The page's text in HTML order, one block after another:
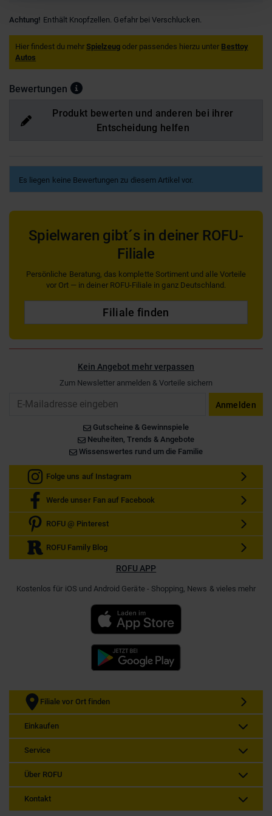
Achtung! Enthält Knopfzellen. Gefahr bei Verschlucken.
Hier findest du mehr Spielzeug oder passendes hierzu unter Besttoy
Autos
Bewertungen
Produkt bewerten und anderen bei ihrer
Entscheidung helfen
Es liegen keine Bewertungen zu diesem Artikel vor.
Spielwaren gibt´s in deiner ROFU-
Filiale
Persönliche Beratung, das komplette Sortiment und alle Vorteile
vor Ort — in deiner ROFU-Filiale in ganz Deutschland.
Filiale finden
Kein Angebot mehr verpassen
Zum Newsletter anmelden & Vorteile sichern
Anmelden
Gutscheine & Gewinnspiele
Neuheiten, Trends & Angebote
Wissenswertes rund um die Familie
Folge uns auf Instagram
Werde unser Fan auf Facebook
ROFU @ Pinterest
ROFU Family Blog
ROFU APP
Kostenlos für iOS und Android Geräte - Shopping, News & vieles mehr
Filiale vor Ort finden
Einkaufen
Service
Über ROFU
Kontakt